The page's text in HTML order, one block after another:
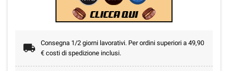
Consegna 1/2 giorni lavorativi. Per ordini superiori a 49,90
€ costi di spedizione inclusi.